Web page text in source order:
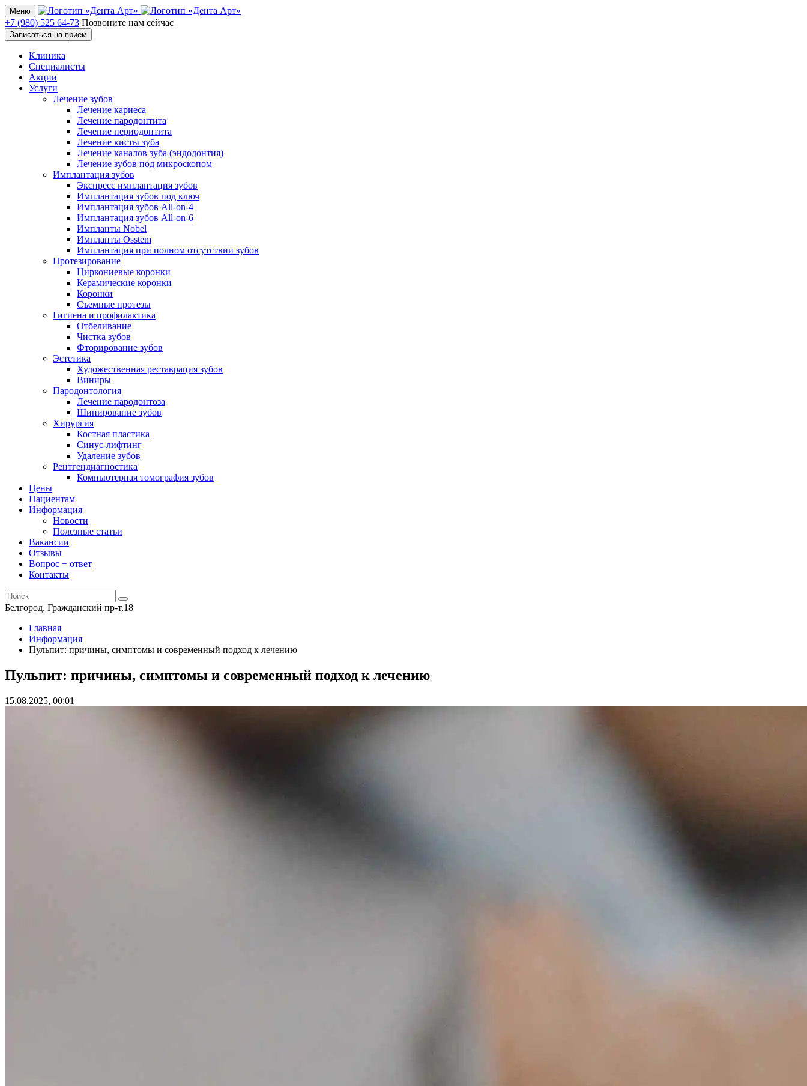
Меню
+7 (980) 525 64-73 Позвоните нам сейчас
Записаться на прием
Клиника
Специалисты
Акции
Услуги
Лечение зубов
Лечение кариеса
Лечение пародонтита
Лечение периодонтита
Лечение кисты зуба
Лечение каналов зуба (эндодонтия)
Лечение зубов под микроскопом
Имплантация зубов
Экспресс имплантация зубов
Имплантация зубов под ключ
Имплантация зубов All-on-4
Имплантация зубов All-on-6
Импланты Nobel
Импланты Osstem
Имплантация при полном отсутствии зубов
Протезирование
Циркониевые коронки
Керамические коронки
Коронки
Съемные протезы
Гигиена и профилактика
Отбеливание
Чистка зубов
Фторирование зубов
Эстетика
Художественная реставрация зубов
Виниры
Пародонтология
Лечение пародонтоза
Шинирование зубов
Хирургия
Костная пластика
Синус-лифтинг
Удаление зубов
Рентгендиагностика
Компьютерная томография зубов
Цены
Пациентам
Информация
Новости
Полезные статьи
Вакансии
Отзывы
Вопрос − ответ
Контакты
Белгород. Гражданский пр-т,18
Главная
Информация
Пульпит: причины, симптомы и современный подход к лечению
Пульпит: причины, симптомы и современный подход к лечению
15.08.2025, 00:01